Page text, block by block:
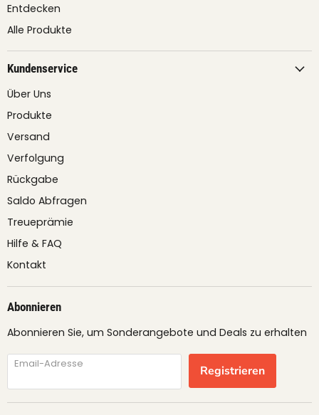
Entdecken
Alle Produkte
Kundenservice
Über Uns
Produkte
Versand
Verfolgung
Rückgabe
Saldo Abfragen
Treueprämie
Hilfe & FAQ
Kontakt
Abonnieren
Abonnieren Sie, um Sonderangebote und Deals zu erhalten
Email-Adresse Registrieren